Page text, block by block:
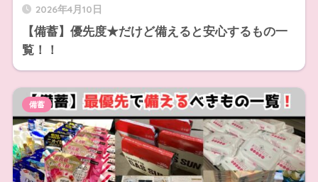
2026年4月10日
【備蓄】優先度★だけど備えると安心するもの一
覧！！
備蓄